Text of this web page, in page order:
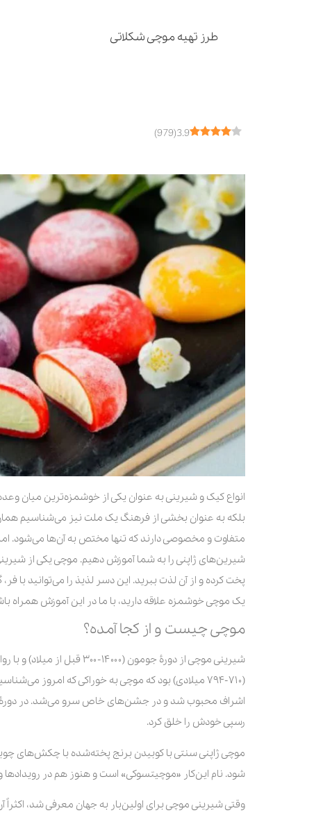
طرز تهیه موچی شکلاتی
طرز نگهداری از موچی
3.9
(
979
)
انواع کیک و شیرینی به عنوان یکی از خوشمزه‌ترین میان
بلکه به عنوان بخشی از فرهنگ یک ملت نیز می‌شناسیم
متفاوت و مخصوصی دارند که تنها مختص به آن‌ها می‌شود.
شیرین‌های ژاپنی را به شما آموزش دهیم. موچی یکی از
پخت کرده و از آن لذت ببرید. این دسر لذیذ را می‌توانید با
یک موچی خوشمزه علاقه دارید، با ما در این آموزش همراه
موچی چیست و از کجا آمده؟
شیرینی موچی از دورۀ جومون
رسپی خودش را خلق کرد.
موچی ژاپنی سنتی با کوبیدن برنج پخته‌شده با چکش‌های
شود. نام این‌کار «موچیتسوکی» است و هنوز هم در
وقتی شیرینی موچی برای اولین‌بار به جهان معرفی شد،